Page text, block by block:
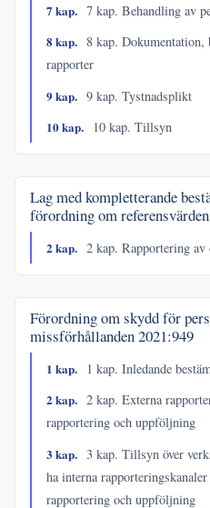
7 kap. 7 kap. Behandling av
8 kap. 8 kap. Dokumentation,
rapporter
9 kap. 9 kap. Tystnadsplikt
10 kap.
10 kap. Tillsyn
Lag med kompletterande
förordning om referensvärden
2 kap. 2 kap. Rapportering av
Förordning om skydd för
missförhållanden2021:949
1 kap.
1 kap. Inledande
2 kap. 2 kap. Externa
rapportering och uppföljning
3 kap. 3 kap. Tillsyn över
ha interna
rapportering och uppföljning